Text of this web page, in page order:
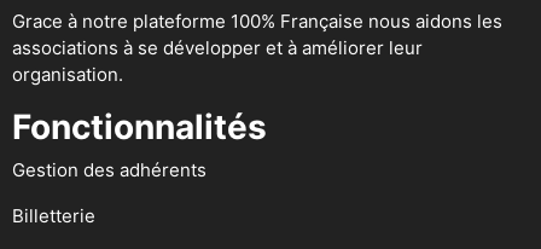
Grace à notre plateforme 100% Française nous aidons les
associations à se développer et à améliorer leur
organisation.
Fonctionnalités
Gestion des adhérents
Billetterie